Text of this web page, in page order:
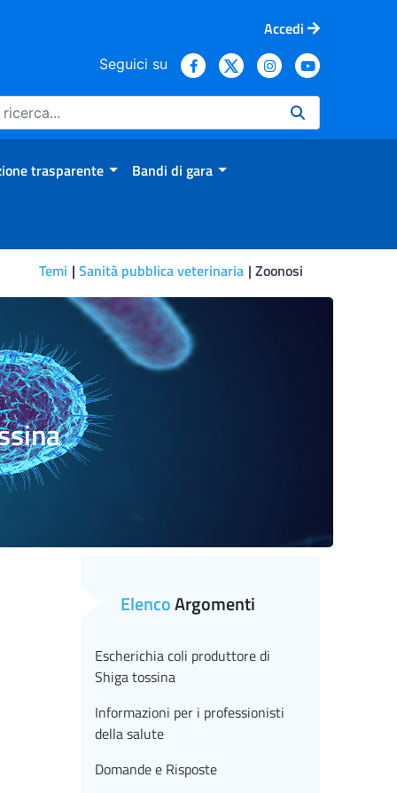
Accedi
Seguici su
trasparente Bandi di gara
Temi Sanità pubblica veterinaria Zoonosi
ElencoArgomenti
Escherichia coli produttore di
Shiga tossina
Informazioni per i professionisti
della salute
Domande e Risposte